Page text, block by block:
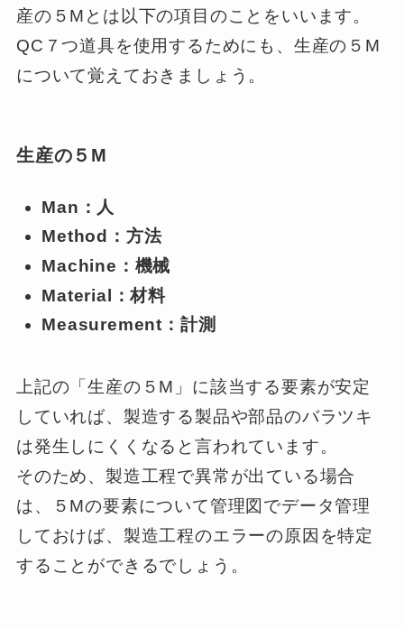
産の５Mとは以下の項目のことをいいます。
QC７つ道具を使用するためにも、生産の５M
について覚えておきましょう。
生産の５M
Man：人
Method：方法
Machine：機械
Material：材料
Measurement：計測
上記の「生産の５M」に該当する要素が安定
していれば、製造する製品や部品のバラツキ
は発生しにくくなると言われています。
そのため、製造工程で異常が出ている場合
は、５Mの要素について管理図でデータ管理
しておけば、製造工程のエラーの原因を特定
することができるでしょう。